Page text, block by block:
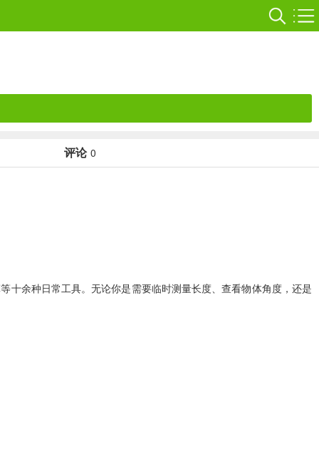
评论 0
十余种日常工具。无论你是需要临时测量长度、查看物体角度，还是